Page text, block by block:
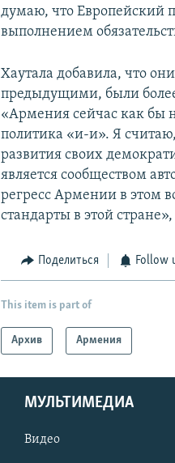
думаю, что Европейский
выполнением
Хаутала добавила, что
предыдущими, были
«Армения сейчас как бы
политика «и-и». Я
развития своих
является сообществом
регресс Армении в этом
стандарты в этой
Поделиться Follow
This item is part of
Архив Армения
МУЛЬТИМЕДИА
Видео